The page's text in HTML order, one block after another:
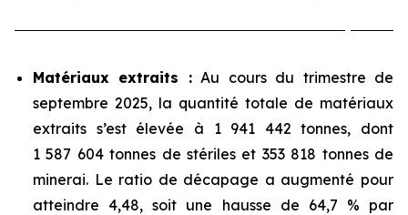
Matériaux extraits :Au cours du trimestre de
septembre 2025, la quantité totale de matériaux
extraits s’est élevée à 1 941 442 tonnes, dont
1 587 604 tonnes de stériles et 353 818 tonnes de
minerai. Le ratio de décapage a augmenté pour
atteindre 4,48, soit une hausse de 64,7 % par